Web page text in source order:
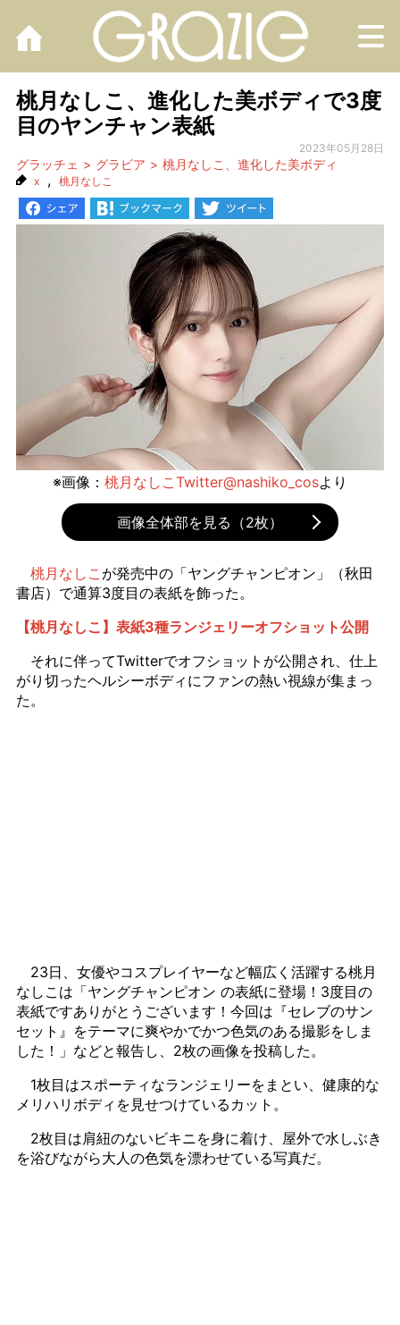
桃月なしこ、進化した美ボディで3度
目のヤンチャン表紙
2023年05月28日
グラッチェ グラビア 桃月なしこ、進化した美ボディ
x , 桃月なしこ
※画像： 桃月なしこTwitter@nashiko_cosより
画像全体部を見る（2枚）
桃月なしこ が発売中の「ヤングチャンピオン」（秋田
書店）で通算3度目の表紙を飾った。
【桃月なしこ】表紙3種ランジェリーオフショット公開
それに伴ってTwitterでオフショットが公開され、仕上
がり切ったヘルシーボディにファンの熱い視線が集まっ
た。
23日、女優やコスプレイヤーなど幅広く活躍する桃月
なしこは「ヤングチャンピオン の表紙に登場！3度目の
表紙ですありがとうございます！今回は『セレブのサン
セット』をテーマに爽やかでかつ色気のある撮影をしま
した！」などと報告し、2枚の画像を投稿した。
1枚目はスポーティなランジェリーをまとい、健康的な
メリハリボディを見せつけているカット。
2枚目は肩紐のないビキニを身に着け、屋外で水しぶき
を浴びながら大人の色気を漂わせている写真だ。